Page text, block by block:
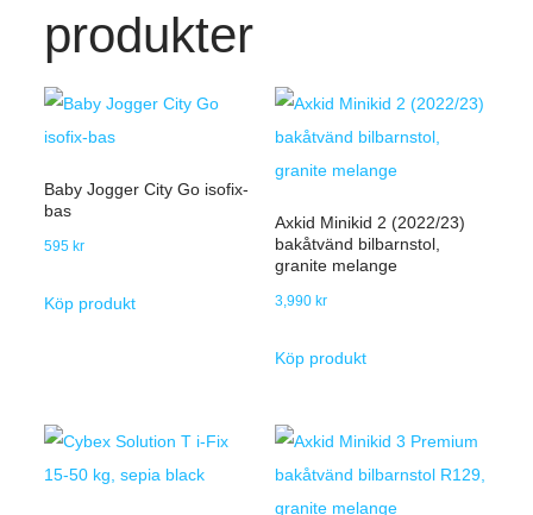
produkter
Baby Jogger City Go isofix-
bas
595 kr
Köp produkt
Axkid Minikid 2 (2022/23)
bakåtvänd bilbarnstol,
granite melange
3,990 kr
Köp produkt